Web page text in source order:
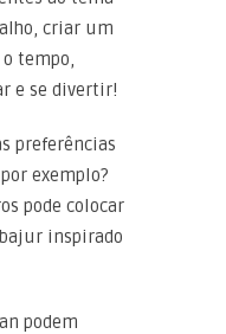
criar um
tempo,
e se divertir!
preferências
exemplo?
pode colocar
inspirado
podem